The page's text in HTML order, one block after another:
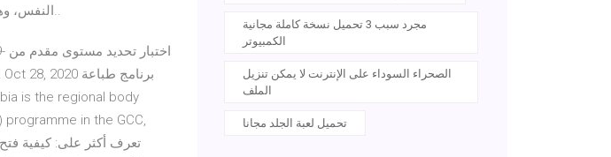
النفس، وهو يعد واحد من أكثر اختبارات الذكاء دقة على الانترنت. تعرّف على نتيجتك خلال 30 دقيقة..
in the GCC,
مجرد سبب 3 تحميل نسخة كاملة مجانية
الكمبيوتر
الصحراء السوداء على الإنترنت لا يمكن تنزيل
الملف
تحميل لعبة الجلد مجانا